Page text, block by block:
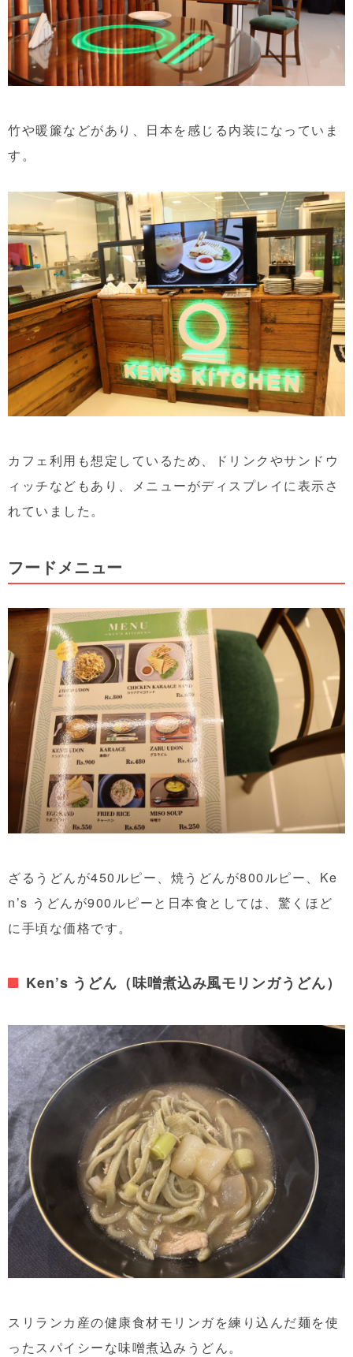
竹や暖簾などがあり、日本を感じる内装になっていま
す。
カフェ利用も想定しているため、ドリンクやサンドウ
ィッチなどもあり、メニューがディスプレイに表示さ
れていました。
フードメニュー
ざるうどんが450ルピー、焼うどんが800ルピー、Ke
n’s うどんが900ルピーと日本食としては、驚くほど
に手頃な価格です。
Ken’s うどん（味噌煮込み風モリンガうどん）
スリランカ産の健康食材モリンガを練り込んだ麺を使
ったスパイシーな味噌煮込みうどん。